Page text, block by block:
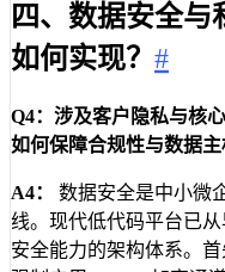
四、数据安全与
如何实现？ #
Q4：涉及客户隐私与核
如何保障合规性与数据主
A4：
数据安全是中小微
线。现代低代码平台已从
安全能力的架构体系。